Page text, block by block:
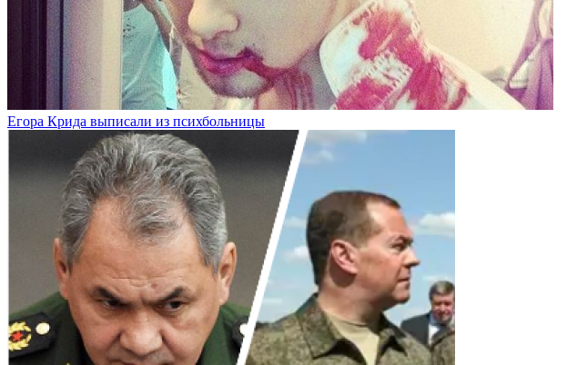
Егора Крида выписали из психбольницы